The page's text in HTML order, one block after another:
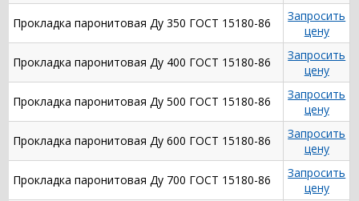
Прокладка паронитовая Ду 350 ГОСТ 15180-86
Запросить
цену
Прокладка паронитовая Ду 400 ГОСТ 15180-86
Запросить
цену
Прокладка паронитовая Ду 500 ГОСТ 15180-86
Запросить
цену
Прокладка паронитовая Ду 600 ГОСТ 15180-86
Запросить
цену
Прокладка паронитовая Ду 700 ГОСТ 15180-86
Запросить
цену